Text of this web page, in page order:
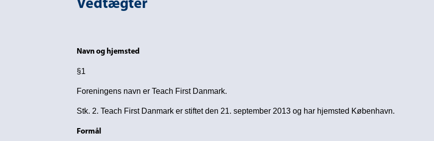
Vedtægter
Navn og hjemsted
§1
Foreningens navn er Teach First Danmark.
Stk. 2. Teach First Danmark er stiftet den 21. september 2013 og har hjemsted København.
Formål